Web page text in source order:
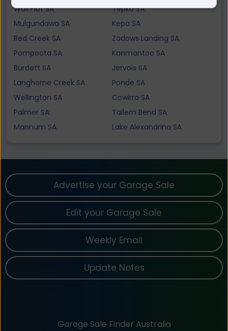
Wall Flat SA
Tepko SA
Mulgundawa SA
Kepa SA
Red Creek SA
Zadows Landing SA
Pompoota SA
Kanmantoo SA
Burdett SA
Jervois SA
Langhorne Creek SA
Ponde SA
Wellington SA
Cowirra SA
Palmer SA
Tailem Bend SA
Mannum SA
Lake Alexandrina SA
Advertise your Garage Sale
Edit your Garage Sale
Weekly Email
Update Notes
Garage Sale Finder Australia